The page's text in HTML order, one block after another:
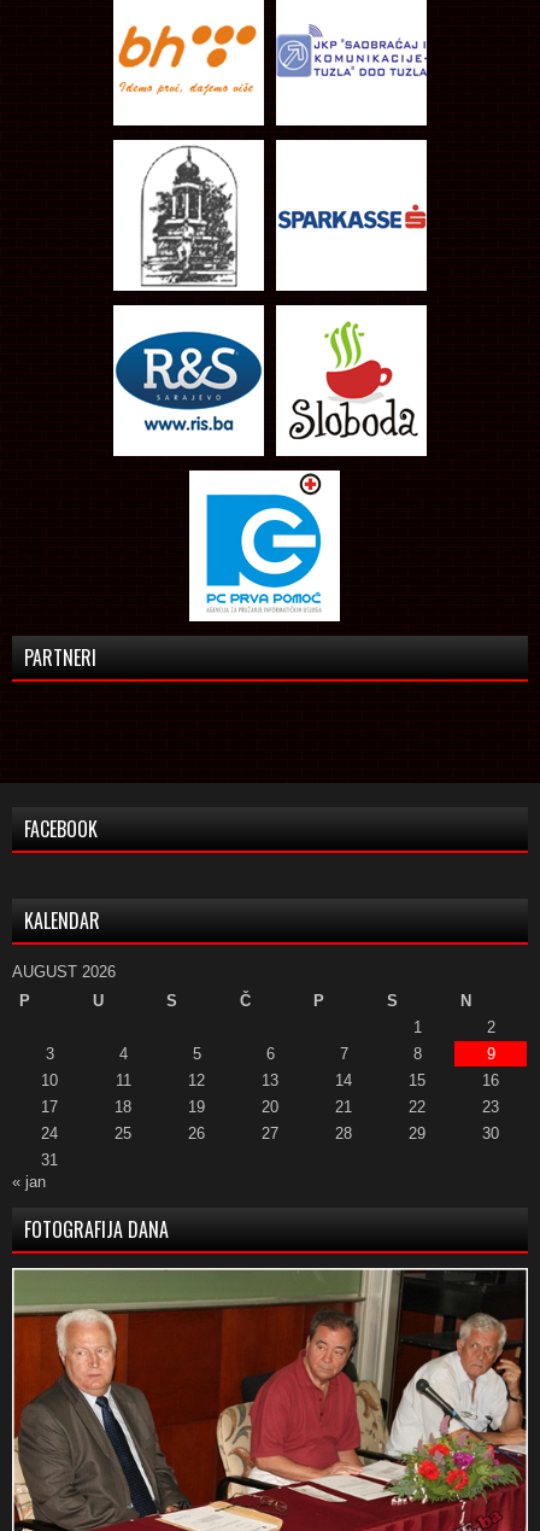
PARTNERI
FACEBOOK
KALENDAR
AUGUST 2026
P
U S Č P S
N
1
2
3
4 5 6 7 8
9
10
11 12 13 14 15
16
17
18 19 20 21 22
23
24
25 26 27 28 29
30
31
« jan
FOTOGRAFIJA DANA